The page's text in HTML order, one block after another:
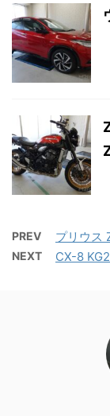
PREV プリウス
NEXT CX-8